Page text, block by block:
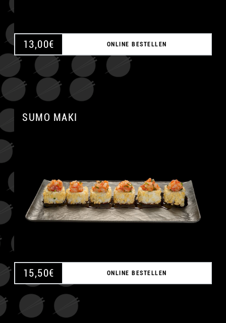
13,00€ ONLINE BESTELLEN
SUMO MAKI
15,50€ ONLINE BESTELLEN